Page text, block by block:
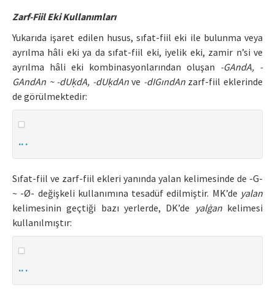
Zarf-Fiil Eki Kullanımları
Yukarıda işaret edilen husus, sıfat-fiil eki ile bulunma veya
ayrılma hâli eki ya da sıfat-fiil eki, iyelik eki, zamir n’si ve
ayrılma hâli eki kombinasyonlarından oluşan -GAndA, -
GAndAn ~ -dUḳdA, -dUḳdAnve -dIGındAnzarf-fiil eklerinde
de görülmektedir:
.. .
Sıfat-fiil ve zarf-fiil ekleri yanında yalan kelimesinde de -G-
~ -Ø- değişkeli kullanımına tesadüf edilmiştir. MK’de yalan
kelimesinin geçtiği bazı yerlerde, DK’de yalġankelimesi
kullanılmıştır:
.. .